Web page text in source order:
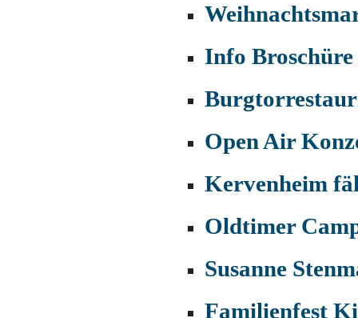
Info Broschüre
Open Air
Kervenheim
Oldtimer
Susanne
Familienfest